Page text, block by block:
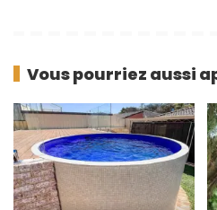
Vous pourriez aussi